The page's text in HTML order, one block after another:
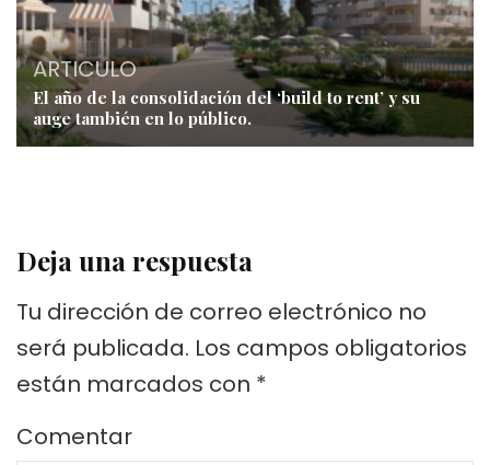
ARTICULO
El año de la consolidación del ‘build to rent’ y su
auge también en lo público.
Deja una respuesta
Tu dirección de correo electrónico no
será publicada. Los campos obligatorios
están marcados con *
Comentar